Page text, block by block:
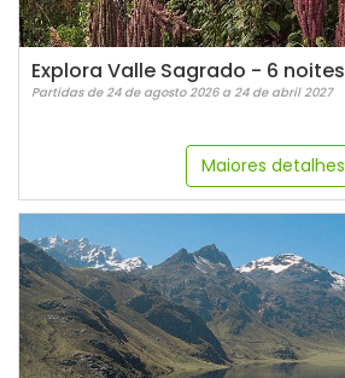
Explora Valle Sagrado - 6 noites
Partidas de 24 de agosto 2026 a 24 de abril 2027
Maiores detalhes